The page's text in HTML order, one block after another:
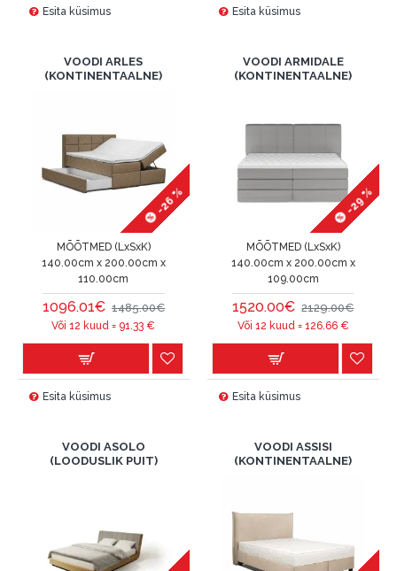
Esita küsimus Esita küsimus
VOODI ARLES
(KONTINENTAALNE)
-26 %
MÕÕTMED (LxSxK)
140.00cm x 200.00cm x
110.00cm
1096.01€ 1485.00€
Või 12 kuud = 91.33 €
Esita küsimus
VOODI ARMIDALE
(KONTINENTAALNE)
-29 %
MÕÕTMED (LxSxK)
140.00cm x 200.00cm x
109.00cm
1520.00€ 2129.00€
Või 12 kuud = 126.66€
Esita küsimus
VOODI ASOLO
(LOODUSLIK PUIT)
VOODI ASSISI
(KONTINENTAALNE)